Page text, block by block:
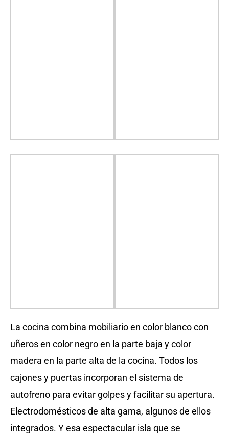
La cocina combina mobiliario en color blanco con
uñeros en color negro en la parte baja y color
madera en la parte alta de la cocina. Todos los
cajones y puertas incorporan el sistema de
autofreno para evitar golpes y facilitar su apertura.
Electrodomésticos de alta gama, algunos de ellos
integrados. Y esa espectacular isla que se